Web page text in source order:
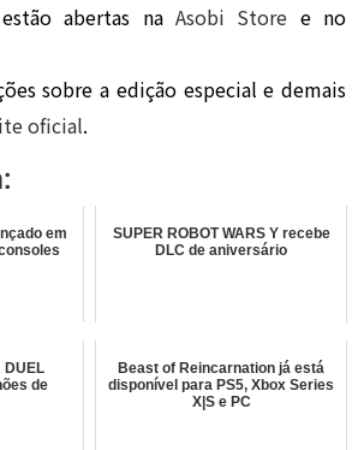
abertas na Asobi Store e no
sobre a edição especial e demais
oficial.
em
SUPER ROBOT WARS Y recebe
DLC de aniversário
DUEL
de
Beast of Reincarnation já está
disponível para PS5, Xbox Series
X|S e PC